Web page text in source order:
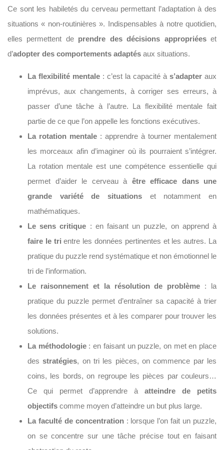
Ce sont les habiletés du cerveau permettant l’adaptation à des
situations « non-routinières ». Indispensables à notre quotidien,
elles permettent de prendre des décisions appropriéeset
d’adopter des comportements adaptés aux situations.
La flexibilité mentale : c’est la capacité à s’adapter aux
imprévus, aux changements, à corriger ses erreurs, à
passer d’une tâche à l’autre. La flexibilité mentale fait
partie de ce que l’on appelle les fonctions exécutives.
La rotation mentale : apprendre à tourner mentalement
les morceaux afin d’imaginer où ils pourraient s’intégrer.
La rotation mentale est une compétence essentielle qui
permet d’aider le cerveau à être efficace dans une
grande variété de situations et notamment en
mathématiques.
Le sens critique : en faisant un puzzle, on apprend à
faire le tri entre les données pertinentes et les autres. La
pratique du puzzle rend systématique et non émotionnel le
tri de l’information.
Le raisonnement et la résolution de problème : la
pratique du puzzle permet d’entraîner sa capacité à trier
les données présentes et à les comparer pour trouver les
solutions.
La méthodologie: en faisant un puzzle, on met en place
desstratégies, on tri les pièces, on commence par les
coins, les bords, on regroupe les pièces par couleurs…
Ce qui permet d’apprendre à atteindre de petits
objectifs comme moyen d’atteindre un but plus large.
La faculté de concentration: lorsque l’on fait un puzzle,
on se concentre sur une tâche précise tout en faisant